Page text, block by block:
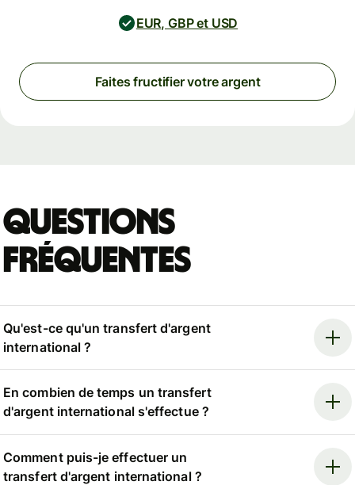
EUR, GBP et USD
Faites fructifier votre argent
Questions
fréquentes
Qu'est-ce qu'un transfert d'argent
international ?
En combien de temps un transfert
d'argent international s'effectue ?
Comment puis-je effectuer un
transfert d'argent international ?